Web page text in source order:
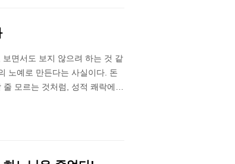
면서도 보지 않으려 하는 것 같
노예로 만든다는 사실이다. 돈
모르는 것처럼, 성적 쾌락에…